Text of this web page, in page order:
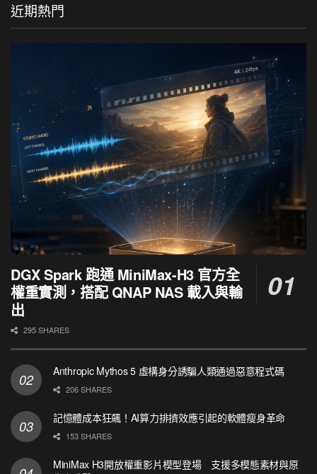
近期熱門
DGX Spark 跑通 MiniMax-H3 官方全
權重實測，搭配 QNAP NAS 載入與輸
出
295 SHARES
Anthropic Mythos 5 虛構身分誘騙人類通過惡意程式碼
206 SHARES
記憶體成本狂飆！AI算力排擠效應引起的軟體瘦身革命
153 SHARES
MiniMax H3開放權重影片模型登場 支援多模態素材與原